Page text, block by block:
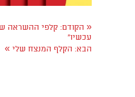
« הקודם: קלפי ההשראה
עכשיו"
הבא: הקלף המנצח שלי »